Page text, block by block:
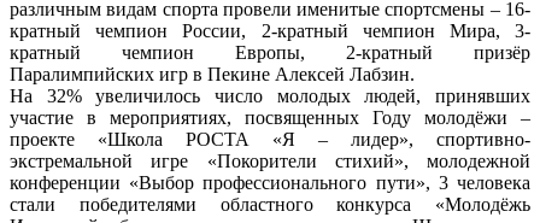
различным видам спорта провели именитые спортсмены – 16-
кратный чемпион России, 2-кратный чемпион Мира, 3-
кратный чемпион Европы, 2-кратный призёр
Паралимпийских игр в Пекине Алексей Лабзин.
На 32% увеличилось число молодых людей, принявших
участие в мероприятиях, посвященных Году молодёжи –
проекте «Школа РОСТА «Я – лидер», спортивно-
экстремальной игре «Покорители стихий», молодежной
конференции «Выбор профессионального пути», 3 человека
стали победителями областного конкурса «Молодёжь